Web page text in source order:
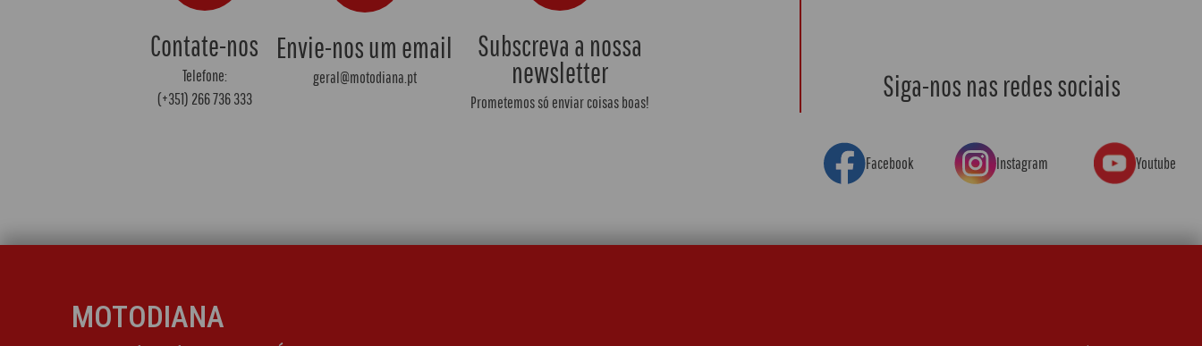
Contate-nos
Telefone:
(+351) 266 736 333
Envie-nos um email
geral@motodiana.pt
Subscreva a nossa
newsletter
Prometemos só enviar coisas boas!
Siga-nos nas redes sociais
Facebook Instagram Youtube
MOTODIANA